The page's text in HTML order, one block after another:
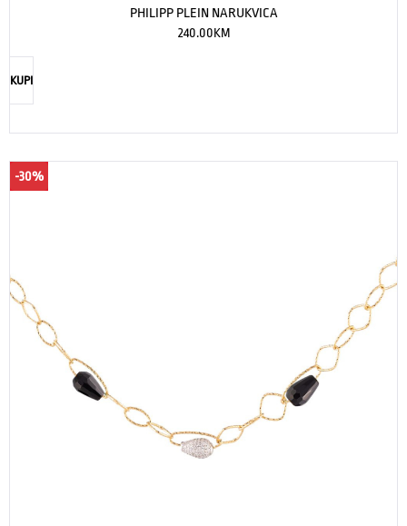
PHILIPP PLEIN NARUKVICA
240.00KM
KUPI
-30%